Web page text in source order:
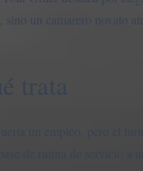
sino un camarero novato
trata
un empleo, pero el
pase de rutina de servicio a